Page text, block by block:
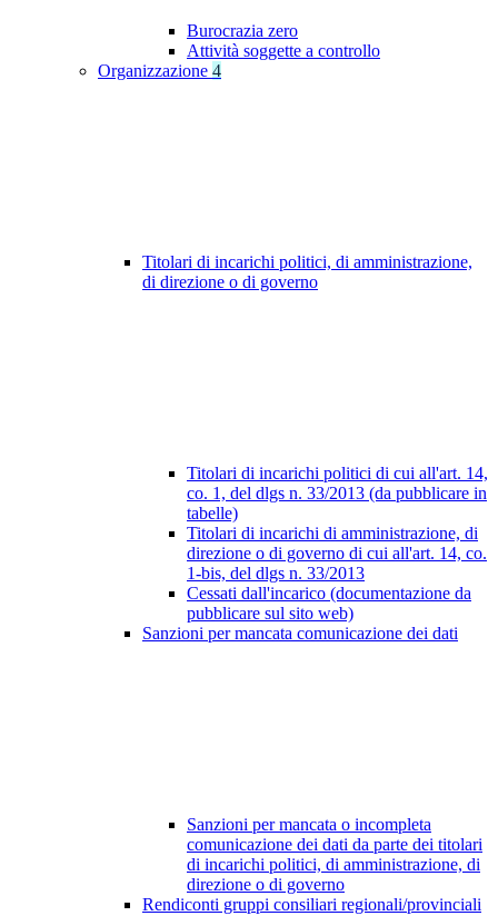
Burocrazia zero
Attività soggette a controllo
Organizzazione 4
Titolari di incarichi politici, di amministrazione,
di direzione o di governo
Titolari di incarichi politici di cui all'art. 14,
co. 1, del dlgs n. 33/2013 (da pubblicare in
tabelle)
Titolari di incarichi di amministrazione, di
direzione o di governo di cui all'art. 14, co.
1-bis, del dlgs n. 33/2013
Cessati dall'incarico (documentazione da
pubblicare sul sito web)
Sanzioni per mancata comunicazione dei dati
Sanzioni per mancata o incompleta
comunicazione dei dati da parte dei titolari
di incarichi politici, di amministrazione, di
direzione o di governo
Rendiconti gruppi consiliari regionali/provinciali